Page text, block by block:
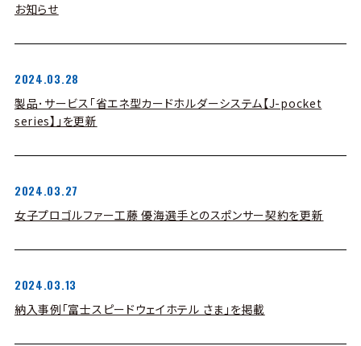
お知らせ
2024.03.28
製品･サービス「省エネ型カードホルダーシステム【J-pocket
series】」を更新
2024.03.27
女子プロゴルファー工藤 優海選手とのスポンサー契約を更新
2024.03.13
納入事例「富士スピードウェイホテル さま」を掲載